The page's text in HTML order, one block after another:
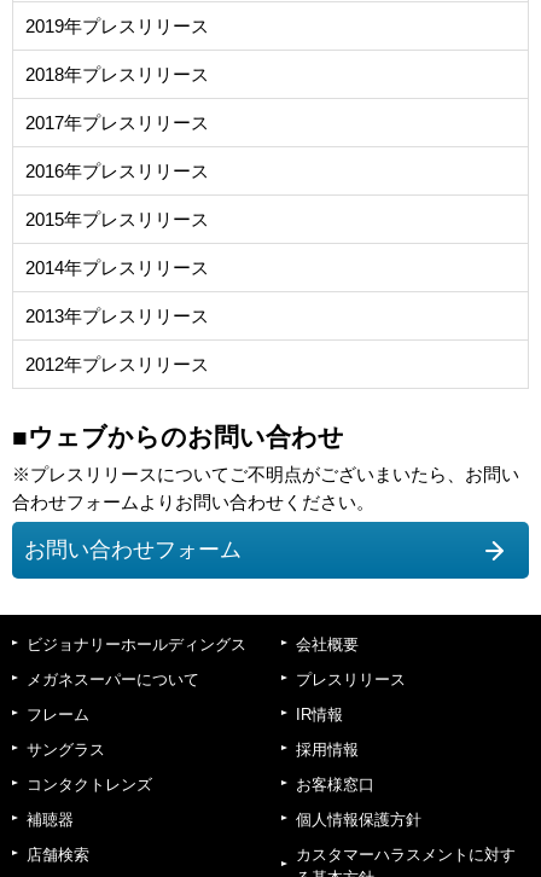
2019年プレスリリース
2018年プレスリリース
2017年プレスリリース
2016年プレスリリース
2015年プレスリリース
2014年プレスリリース
2013年プレスリリース
2012年プレスリリース
■ウェブからのお問い合わせ
※プレスリリースについてご不明点がございまいたら、お問い
合わせフォームよりお問い合わせください。
お問い合わせフォーム
ビジョナリーホールディングス
メガネスーパーについて
フレーム
サングラス
コンタクトレンズ
補聴器
店舗検索
会社概要
プレスリリース
IR情報
採用情報
お客様窓口
個人情報保護方針
カスタマーハラスメントに対す